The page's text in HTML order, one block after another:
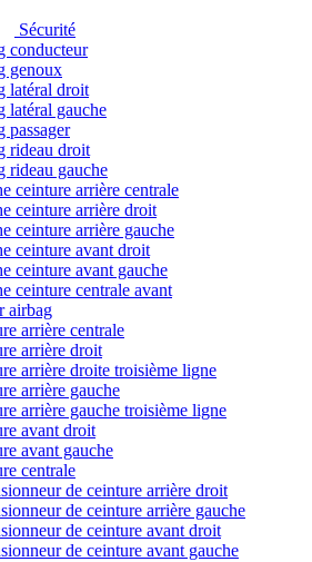
Sécurité
conducteur
genoux
latéral droit
latéral gauche
passager
rideau droit
rideau gauche
ceinture arrière centrale
ceinture arrière droit
ceinture arrière gauche
ceinture avant droit
ceinture avant gauche
ceinture centrale avant
airbag
arrière centrale
arrière droit
arrière droite troisième ligne
arrière gauche
arrière gauche troisième ligne
avant droit
avant gauche
centrale
de ceinture arrière droit
de ceinture arrière gauche
de ceinture avant droit
de ceinture avant gauche